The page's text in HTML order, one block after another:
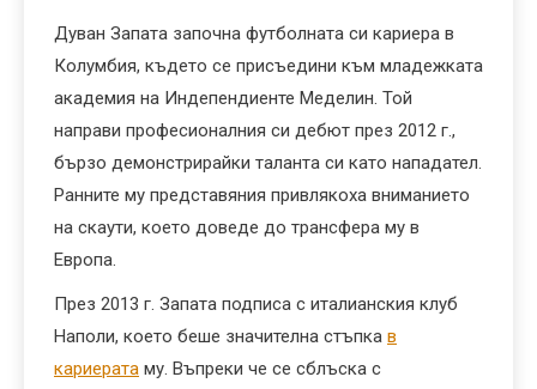
Дуван Запата започна футболната си кариера в
Колумбия, където се присъедини към младежката
академия на Индепендиенте Меделин. Той
направи професионалния си дебют през 2012 г.,
бързо демонстрирайки таланта си като нападател.
Ранните му представяния привлякоха вниманието
на скаути, което доведе до трансфера му в
Европа.
През 2013 г. Запата подписа с италианския клуб
Наполи, което беше значителна стъпка в
кариерата му. Въпреки че се сблъска с